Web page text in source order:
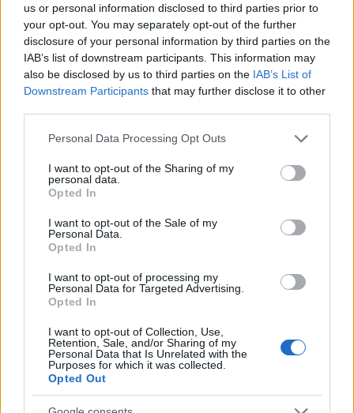
us or personal information disclosed to third parties prior to
your opt-out. You may separately opt-out of the further
disclosure of your personal information by third parties on the
IAB’s list of downstream participants. This information may
also be disclosed by us to third parties on the IAB’s List of
Downstream Participants that may further disclose it to other
Please note that this website/app uses one or more Google
not limited to your visit or usage behaviour. You may click to
grant or deny consent to Google and its third-party tags to
use your data for below specified purposes in below Google
consent section.
Personal Data Processing Opt Outs
I want to opt-out of the Sharing of my
personal data.
Opted In
I want to opt-out of the Sale of my
Personal Data.
Opted In
I want to opt-out of processing my
Personal Data for Targeted Advertising.
Opted In
I want to opt-out of Collection, Use,
Retention, Sale, and/or Sharing of my
Personal Data that Is Unrelated with the
Purposes for which it was collected.
Opted Out
Σχόλια
Σχολίασε εδώ
50 /50
Υποβολή σχολίου
Πολιτική Απορρήτου&Όροι Χρήσηςτης Google.
Κόσμος